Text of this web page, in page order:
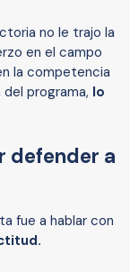
no le trajo la
en el campo
la competencia
programa, lo
defender a
fue a hablar con